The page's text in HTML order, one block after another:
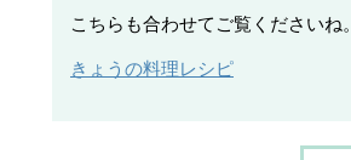
こちらも合わせてご覧くださいね。
きょうの料理レシピ